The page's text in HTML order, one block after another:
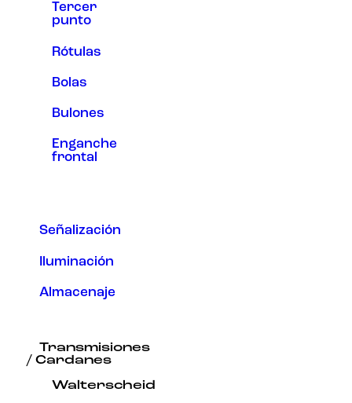
Tercer
punto
Rótulas
Bolas
Bulones
Enganche
frontal
Señalización
Iluminación
Almacenaje
Transmisiones
/ Cardanes
Walterscheid